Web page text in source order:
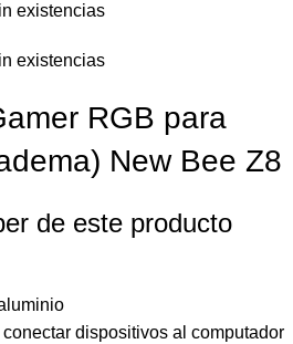
existencias
existencias
RGB para
New Bee Z8
de este producto
dispositivos al computador